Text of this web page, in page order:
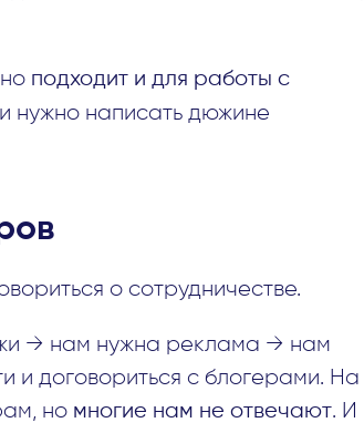
подходит и для работы с
нужно написать дюжине
о сотрудничестве.
→ нам нужна реклама → нам
и договориться с блогерами. На
но многие нам не отвечают. И